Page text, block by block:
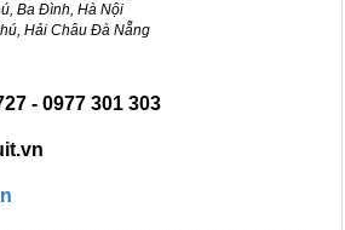
Ba Đình, Hà Nội
Hải Châu Đà Nẵng
- 0977 301 303